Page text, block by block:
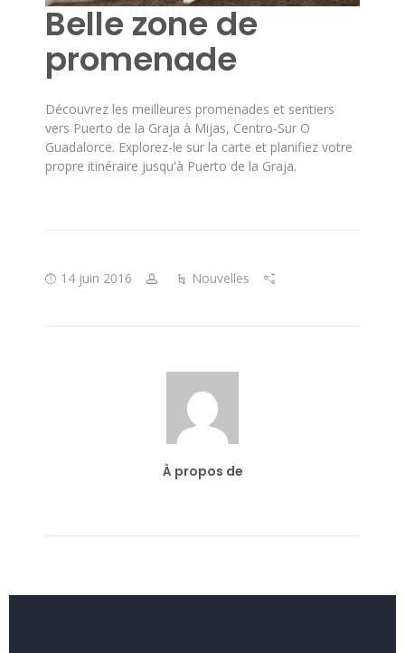
Belle zone de
promenade
Découvrez les meilleures promenades et sentiers
vers Puerto de la Graja à Mijas, Centro-Sur O
Guadalorce. Explorez-le sur la carte et planifiez votre
propre itinéraire jusqu'à Puerto de la Graja.
14 juin 2016 Nouvelles
À propos de